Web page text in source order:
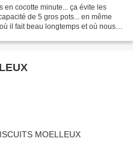
en cocotte minute... ça évite les
de 5 gros pots... en même
il fait beau longtemps et où nous